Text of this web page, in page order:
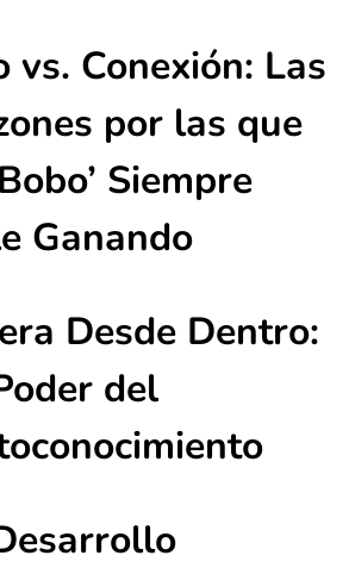
vs. Conexión: Las
por las que
Siempre
Ganando
Desde Dentro:
del